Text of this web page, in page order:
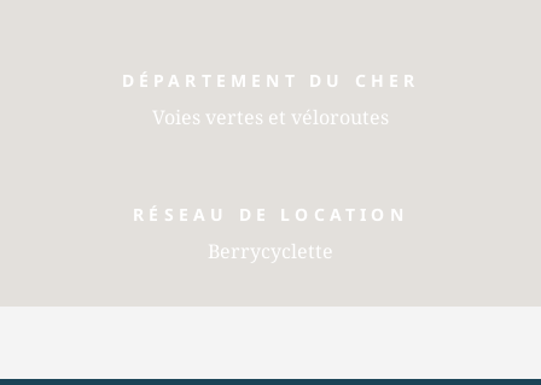
DÉPARTEMENT DU CHER
Voies vertes et véloroutes
RÉSEAU DE LOCATION
Berrycyclette